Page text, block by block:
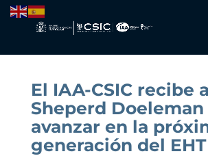
El IAA-CSIC recibe a
Sheperd Doeleman
avanzar en la
generación del EHT